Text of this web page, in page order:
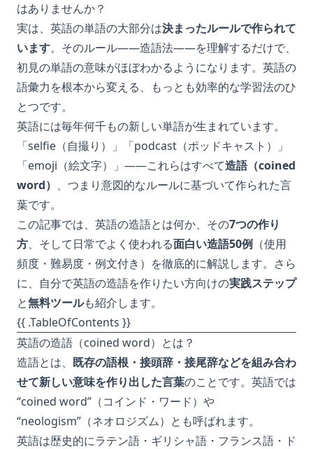
はありませんか？
実は、英語の単語の大部分は決まったルールで作られて
います。そのルール——造語法——を理解するだけで、
初見の単語の意味がほぼわかるようになります。英語の
語彙力を根本から変える、もっとも効率的な学習法のひ
とつです。
英語には毎年何千もの新しい単語が生まれています。
「selfie（自撮り）」「podcast（ポッドキャスト）」
「emoji（絵文字）」——これらはすべて造語（coined
word） 、つまり意図的なルールに基づいて作られた言
葉です。
この記事では、英語の造語とは何か、その7つの作り
方、そして日常でよく使われる面白い造語50例 （使用
頻度・難易度・例文付き）を徹底的に解説します。さら
に、自分で英語の造語を作りたい方向けの実践ステップ
と無料ツールも紹介します。
{{ .TableOfContents }}
英語の造語（coined word）とは？
造語とは、 既存の語根・接頭辞・接尾辞などを組み合わ
せて新しい意味を作り出した言葉のことです。英語では
“coined word”（コインド・ワード）や
“neologism”（ネオロジズム）とも呼ばれます。
英語は歴史的にラテン語・ギリシャ語・フランス語・ド